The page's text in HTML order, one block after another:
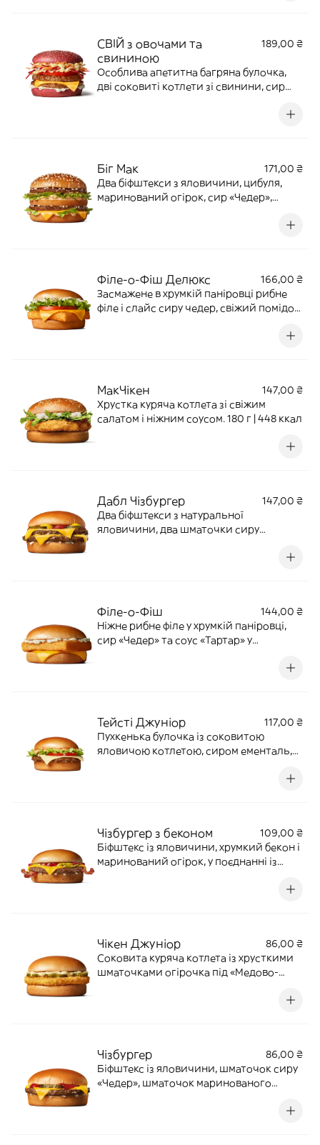
СВІЙ з овочами та
свининою
189,00 ₴
Особлива апетитна багряна булочка,
дві соковиті котлети зі свинини, сир
смак. 210 г | 695 ккал
Біг Мак
171,00 ₴
Два біфштекси з яловичини, цибуля,
маринований огірок, сир «Чедер»,
Мак», у булочці з насінням сезаму. 212 г |
Філе-о-Фіш Делюкс
166,00 ₴
Засмажене в хрумкій паніровці рибне
філе і слайс сиру чедер, свіжий помідор
тартар. І все це разом у пухкій булочці із
МакЧікен
147,00 ₴
Хрустка куряча котлета зі свіжим
салатом і ніжним соусом. 180 г | 448 ккал
Дабл Чізбургер
147,00 ₴
Два біфштекси з натуральної
яловичини, два шматочки сиру
гірчиця, кетчуп, булочка. 163 г | 475 ккал
Філе-о-Фіш
144,00 ₴
Ніжне рибне філе у хрумкій паніровці,
сир «Чедер» та соус «Тартар» у
Тейсті Джуніор
117,00 ₴
Пухкенька булочка із соковитою
яловичою котлетою, сиром ементаль,
легендарним соусом «Біг Тейсті». 155 г |
Чізбургер з беконом
109,00 ₴
Біфштекс із яловичини, хрумкий бекон і
маринований огірок, у поєднанні із
Чікен Джуніор
86,00 ₴
Соковита куряча котлета із хрусткими
шматочками огірочка під «Медово-
із пшеничного борошна. 110 г | 280 ккал
Чізбургер
86,00 ₴
Біфштекс із яловичини, шматочок сиру
«Чедер», шматочок маринованого